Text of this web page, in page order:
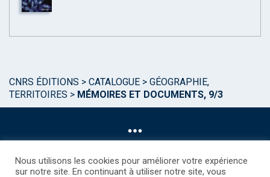
CNRS ÉDITIONS > CATALOGUE > GÉOGRAPHIE,
TERRITOIRES > MÉMOIRES ET DOCUMENTS, 9/3
Nous utilisons les cookies pour améliorer votre expérience
sur notre site. En continuant à utiliser notre site, vous